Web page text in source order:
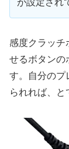
感度クラッチ
せるボタンの
す。自分のプ
られれば、と